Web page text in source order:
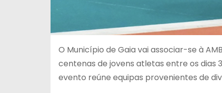
O Município de Gaia vai associar-se à
centenas de jovens atletas entre os dias
evento reúne equipas provenientes de